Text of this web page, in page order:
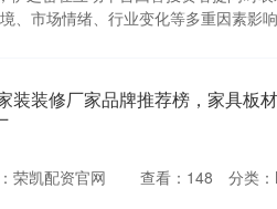
、市场情绪、行业变化等多重因素影
装装修厂家品牌推荐榜，家具板
荣凯配资官网 查看： 148 分类：